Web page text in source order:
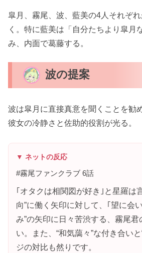
皐月、霧尾、波、藍美の4人それぞ
く。特に藍美は「自分たちより皐月
み、内面で葛藤する。
波の提案
波は皐月に直接真意を聞くことを勧
彼女の冷静さと佐助的役割が光る。
▼ ネットの反応
#霧尾ファンクラブ 6話
｢オタクは相関図が好き｣と星羅は
向”に働く矢印に対して、｢望に会
み”の矢印に日々苦渋する、霧尾
い。また、“和気藹々”な付き合い
ジの対比も然りです。